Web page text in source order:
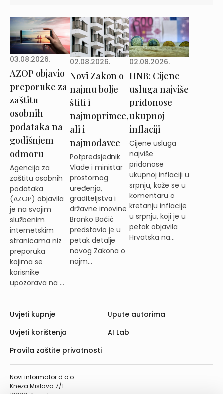
03.08.2026.
AZOP objavio
preporuke za
zaštitu
osobnih
podataka na
godišnjem
odmoru
Agencija za
zaštitu osobnih
podataka
(AZOP) objavila
je na svojim
službenim
internetskim
stranicama niz
preporuka
kojima se
korisnike
upozorava na ...
02.08.2026.
Novi Zakon o
najmu bolje
štiti i
najmoprimce,
ali i
najmodavce
Potpredsjednik
Vlade i ministar
prostornog
uređenja,
graditeljstva i
državne imovine
Branko Bačić
predstavio je u
petak detalje
novog Zakona o
najm...
02.08.2026.
HNB: Cijene
usluga najviše
pridonose
ukupnoj
inflaciji
Cijene usluga
najviše
pridonose
ukupnoj inflaciji u
srpnju, kaže se u
komentaru o
kretanju inflacije
u srpnju, koji je u
petak objavila
Hrvatska na...
Novi informator d.o.o.
Kneza Mislava 7/1
Uvjeti kupnje
Uvjeti korištenja
Pravila zaštite privatnosti
Upute autorima
AI Lab